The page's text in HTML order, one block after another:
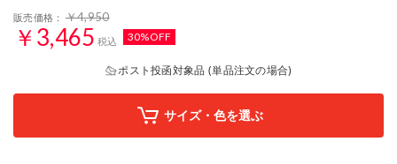
販売価格： ￥4,950
￥3,465 税込 30%OFF
ポスト投函対象品 (単品注文の場合)
サイズ・色を選ぶ